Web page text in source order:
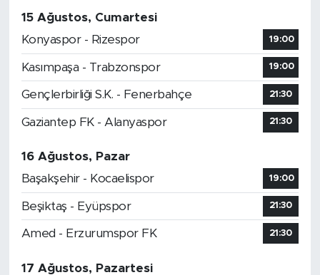
15 Ağustos, Cumartesi
Konyaspor - Rizespor
19:00
Kasımpaşa - Trabzonspor 19:00
Gençlerbirliği S.K. - Fenerbahçe 21:30
Gaziantep FK - Alanyaspor 21:30
16 Ağustos, Pazar
Başakşehir - Kocaelispor
19:00
Beşiktaş - Eyüpspor 21:30
Amed - Erzurumspor FK 21:30
17 Ağustos, Pazartesi